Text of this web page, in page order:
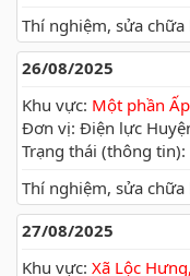
Thí nghiệm, sửa
26/08/2025
Khu vực: Một phần
Đơn vị: Điện lực
Trạng thái (thông tin):
Thí nghiệm, sửa
27/08/2025
Khu vực: Xã Lộc